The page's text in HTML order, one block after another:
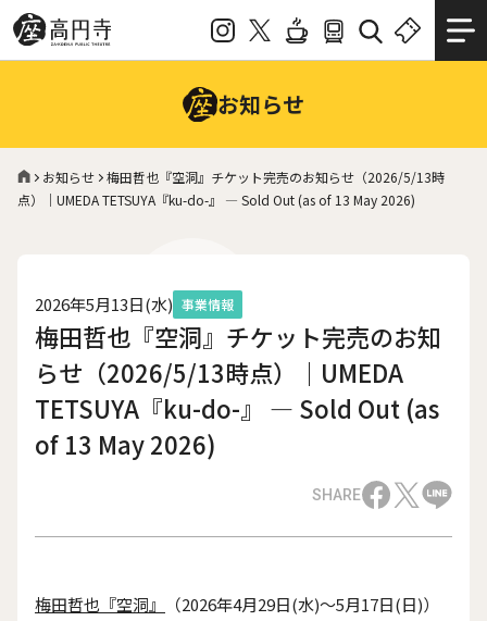
お知らせ
お知らせ
梅田哲也『空洞』チケット完売のお知らせ（2026/5/13時
点）｜UMEDA TETSUYA『ku-do-』 — Sold Out (as of 13 May 2026)
2026年5月13日(水) 事業情報
梅田哲也『空洞』チケット完売のお知
らせ（2026/5/13時点）｜UMEDA
TETSUYA『ku-do-』 — Sold Out (as
of 13 May 2026)
SHARE
梅田哲也『空洞』
（2026年4月29日(水)～5月17日(日)）